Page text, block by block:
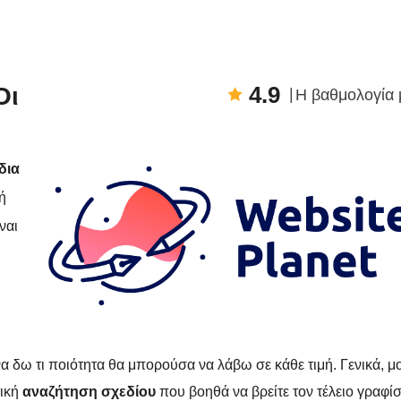
4.9 Η βαθμολογία
δω τι ποιότητα θα μπορούσα να λάβω σε κάθε τιμή. Γενικά,
αναζήτηση σχεδίου που βοηθά να βρείτε τον τέλειο